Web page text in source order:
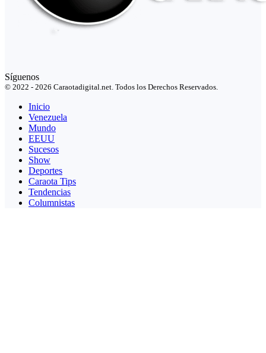
Síguenos
© 2022 - 2026 Caraotadigital.net. Todos los Derechos Reservados.
Inicio
Venezuela
Mundo
EEUU
Sucesos
Show
Deportes
Caraota Tips
Tendencias
Columnistas